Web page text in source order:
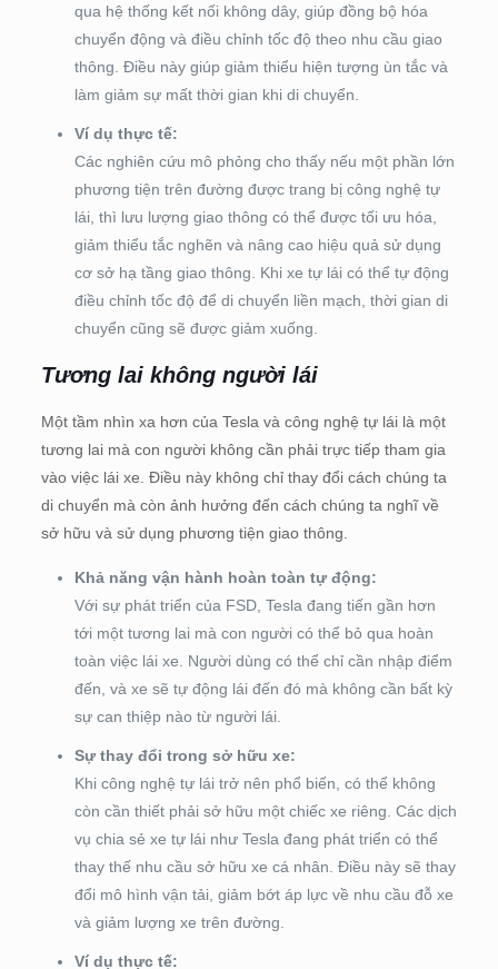
qua hệ thống kết nối không dây, giúp đồng bộ hóa
chuyển động và điều chỉnh tốc độ theo nhu cầu giao
thông. Điều này giúp giảm thiểu hiện tượng ùn tắc và
làm giảm sự mất thời gian khi di chuyển.
Ví dụ thực tế:
Các nghiên cứu mô phỏng cho thấy nếu một phần lớn
phương tiện trên đường được trang bị công nghệ tự
lái, thì lưu lượng giao thông có thể được tối ưu hóa,
giảm thiểu tắc nghẽn và nâng cao hiệu quả sử dụng
cơ sở hạ tầng giao thông. Khi xe tự lái có thể tự động
điều chỉnh tốc độ để di chuyển liền mạch, thời gian di
chuyển cũng sẽ được giảm xuống.
Tương lai không người lái
Một tầm nhìn xa hơn của Tesla và công nghệ tự lái là một
tương lai mà con người không cần phải trực tiếp tham gia
vào việc lái xe. Điều này không chỉ thay đổi cách chúng ta
di chuyển mà còn ảnh hưởng đến cách chúng ta nghĩ về
sở hữu và sử dụng phương tiện giao thông.
Khả năng vận hành hoàn toàn tự động:
Với sự phát triển của FSD, Tesla đang tiến gần hơn
tới một tương lai mà con người có thể bỏ qua hoàn
toàn việc lái xe. Người dùng có thể chỉ cần nhập điểm
đến, và xe sẽ tự động lái đến đó mà không cần bất kỳ
sự can thiệp nào từ người lái.
Sự thay đổi trong sở hữu xe:
Khi công nghệ tự lái trở nên phổ biến, có thể không
còn cần thiết phải sở hữu một chiếc xe riêng. Các dịch
vụ chia sẻ xe tự lái như Tesla đang phát triển có thể
thay thế nhu cầu sở hữu xe cá nhân. Điều này sẽ thay
đổi mô hình vận tải, giảm bớt áp lực về nhu cầu đỗ xe
và giảm lượng xe trên đường.
Ví dụ thực tế: